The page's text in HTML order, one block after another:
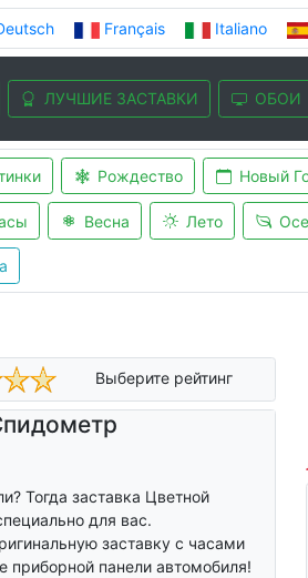
Français Italiano
ЛУЧШИЕ ЗАСТАВКИ ОБОИ
Рождество Новый
Весна Лето
Выберите рейтинг
Тогда заставка Цветной
для вас.
заставку с часами
приборной панели автомобиля!